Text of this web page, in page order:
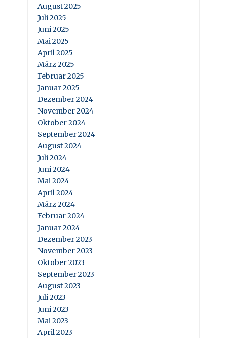
August 2025
Juli 2025
Juni 2025
Mai 2025
April 2025
März 2025
Februar 2025
Januar 2025
Dezember 2024
November 2024
Oktober 2024
September 2024
August 2024
Juli 2024
Juni 2024
Mai 2024
April 2024
März 2024
Februar 2024
Januar 2024
Dezember 2023
November 2023
Oktober 2023
September 2023
August 2023
Juli 2023
Juni 2023
Mai 2023
April 2023